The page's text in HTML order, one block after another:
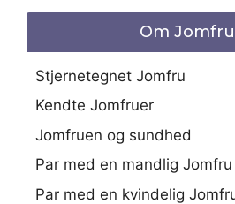
Om
Stjernetegnet Jomfru
Kendte Jomfruer
Jomfruen og sundhed
Par med en mandlig Jomfru
Par med en kvindelig